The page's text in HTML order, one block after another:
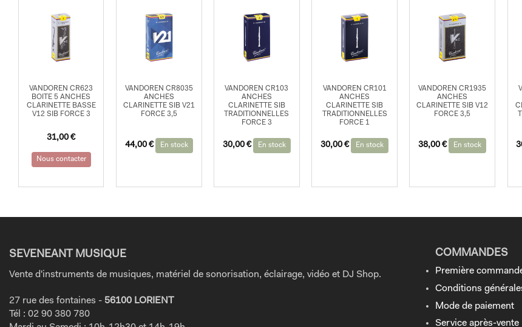
VANDOREN CR623
BOITE 5 ANCHES
CLARINETTE BASSE
V12 SIB FORCE 3
31,00€
Nous contacter
VANDOREN CR8035
ANCHES
CLARINETTE SIB V21
FORCE 3,5
44,00 € En stock
VANDOREN CR103
ANCHES
CLARINETTE SIB
TRADITIONNELLES
FORCE 3
30,00 € En stock
VANDOREN CR101
ANCHES
CLARINETTE SIB
TRADITIONNELLES
FORCE 1
30,00€ En stock
VANDOREN CR1935
ANCHES
CLARINETTE SIB V12
FORCE 3,5
38,00€ En stock
SEVENEANT MUSIQUE
Vente d'instruments de musiques, matériel de sonorisation, éclairage, vidéo et DJ Shop.
27 rue des fontaines - 56100 LORIENT
Tél : 02 90 380 780
COMMANDES
Première
Conditions
Mode de paiement
Service après-vente